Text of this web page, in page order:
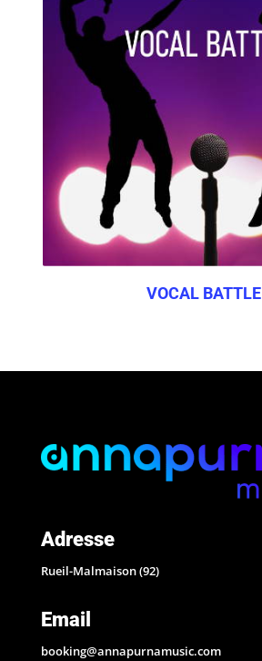
VOCAL BATTLE
Adresse
Rueil-Malmaison (92)
Email
booking@annapurnamusic.com